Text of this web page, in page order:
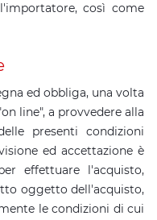
così come
ed obbliga, una volta
line", a provvedere alla
presenti condizioni
ed accettazione è
effettuare l'acquisto,
oggetto dell'acquisto,
le condizioni di cui